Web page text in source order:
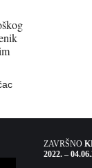
ZAVRŠNO
2022. –